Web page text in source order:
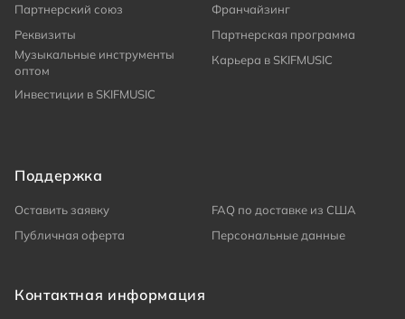
Партнерский союз
Франчайзинг
Реквизиты
Партнерская программа
Музыкальные инструменты
оптом
Карьера в SKIFMUSIC
Инвестиции в SKIFMUSIC
Поддержка
Оставить заявку
FAQ по доставке из США
Публичная оферта
Персональные данные
Контактная информация